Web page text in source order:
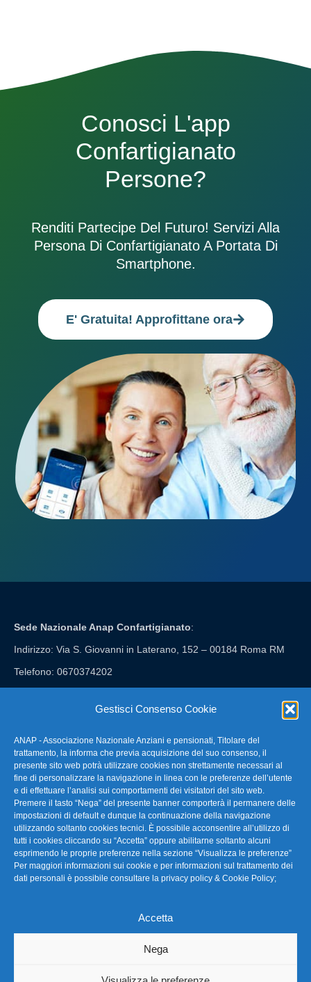
Gestisci Consenso Cookie
ANAP - Associazione Nazionale Anziani e pensionati, Titolare del
trattamento, la informa che previa acquisizione del suo consenso, il
presente sito web potrà utilizzare cookies non strettamente necessari al
fine di personalizzare la navigazione in linea con le preferenze dell’utente
e di effettuare l’analisi sui comportamenti dei visitatori del sito web.
Premere il tasto “Nega” del presente banner comporterà il permanere delle
impostazioni di default e dunque la continuazione della navigazione
utilizzando soltanto cookies tecnici. È possibile acconsentire all’utilizzo di
tutti i cookies cliccando su “Accetta” oppure abilitarne soltanto alcuni
esprimendo le proprie preferenze nella sezione “Visualizza le preferenze”
Per maggiori informazioni sui cookie e per informazioni sul trattamento dei
dati personali è possibile consultare la privacy policy & Cookie Policy;
Accetta
Nega
Conosci L'app
Confartigianato
Persone?
Renditi Partecipe Del Futuro! Servizi Alla
Persona Di Confartigianato A Portata Di
Smartphone.
E' Gratuita! Approfittane ora
Sede Nazionale Anap Confartigianato:
Indirizzo: Via S. Giovanni in Laterano, 152 – 00184 Roma RM
Telefono: 0670374202
FAQ – Domande Frequenti
La nostra Newsletter
Link Utili
TG Confartigianato
Privacy & Cookie Policy
Seguici